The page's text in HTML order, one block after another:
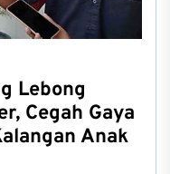
Lebong
Cegah Gaya
Anak